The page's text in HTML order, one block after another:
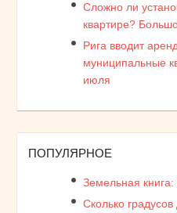
Сложно ли
квартире?
Рига вводит
муниципальные
июля
ПОПУЛЯРНОЕ
Земельная книга:
Сколько